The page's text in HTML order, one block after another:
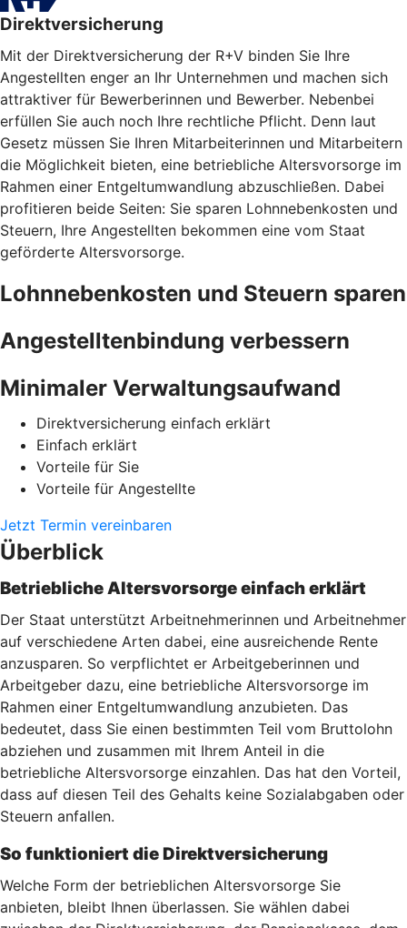
Direktversicherung
Mit der Direktversicherung der R+V binden Sie Ihre
Angestellten enger an Ihr Unternehmen und machen sich
attraktiver für Bewerberinnen und Bewerber. Nebenbei
erfüllen Sie auch noch Ihre rechtliche Pflicht. Denn laut
Gesetz müssen Sie Ihren Mitarbeiterinnen und Mitarbeitern
die Möglichkeit bieten, eine betriebliche Altersvorsorge im
Rahmen einer Entgeltumwandlung abzuschließen. Dabei
profitieren beide Seiten: Sie sparen Lohnnebenkosten und
Steuern, Ihre Angestellten bekommen eine vom Staat
geförderte Altersvorsorge.
Lohnnebenkosten und Steuern sparen
Angestelltenbindung verbessern
Minimaler Verwaltungsaufwand
Direktversicherung einfach erklärt
Einfach erklärt
Vorteile für Sie
Vorteile für Angestellte
Jetzt Termin vereinbaren
Überblick
Betriebliche Altersvorsorge einfach erklärt
Der Staat unterstützt Arbeitnehmerinnen und Arbeitnehmer
auf verschiedene Arten dabei, eine ausreichende Rente
anzusparen. So verpflichtet er Arbeitgeberinnen und
Arbeitgeber dazu, eine betriebliche Altersvorsorge im
Rahmen einer Entgeltumwandlung anzubieten. Das
bedeutet, dass Sie einen bestimmten Teil vom Bruttolohn
abziehen und zusammen mit Ihrem Anteil in die
betriebliche Altersvorsorge einzahlen. Das hat den Vorteil,
dass auf diesen Teil des Gehalts keine Sozialabgaben oder
Steuern anfallen.
So funktioniert die Direktversicherung
Welche Form der betrieblichen Altersvorsorge Sie
anbieten, bleibt Ihnen überlassen. Sie wählen dabei